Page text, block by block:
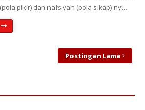
pikir) dan nafsiyah (pola sikap)-ny…
Postingan Lama